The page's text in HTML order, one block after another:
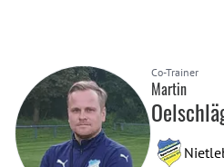
Co-Trainer
Martin